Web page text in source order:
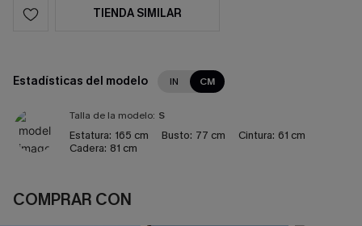
TIENDA SIMILAR
Estadísticas del modelo IN CM
Talla de la modelo: S
Estatura: 165 cm Busto: 77 cm Cintura: 61 cm
Cadera: 81 cm
COMPRAR CON